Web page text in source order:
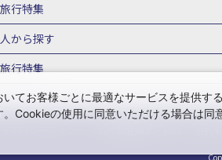
・旅館
ル・旅館
・旅館
大阪府ホテル・旅館 兵庫県ホ
・旅館
鳥取県ホテル・旅館 島根県ホ
・旅館
長崎県ホテル・旅館 熊本県ホ
城)
秋保温泉(宮城) 飯坂温泉(福島)
栃木)
川治温泉(栃木)
箱根湯本温泉(神奈川)
野)
湯田中渋温泉(長野) 昼神温泉(長野)
)
口)
四国 こんぴら温泉(香川) 道後温
道旅行・ツアー
アー
福島旅行・ツアー 関東 東京旅
アー
栃木旅行・ツアー 群馬旅行・ツ
梨旅行・ツアー 新潟旅行・ツアー 長野
アー
三重旅行・ツアー 関西 滋賀旅
アー
和歌山旅行・ツアー 四国 徳島
行特集
ーリゾート®への旅
から探す
家族・子連れ旅行 国内版
行特集
集
ゴールデンウィーク（GW）の国内旅
行
10月の国内旅行 11月の国内旅行
いてお客様ごとに最適なサービスを提供
。Cookieの使用に同意いただける場合は同